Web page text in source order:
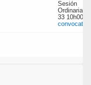
Sesión
Ordinaria N.
33 10h00